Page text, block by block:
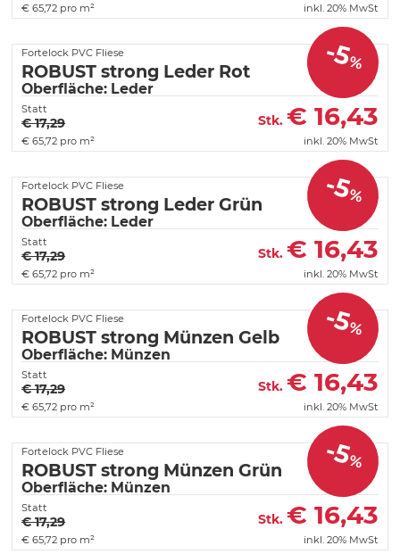
€ 65,72 pro m² inkl. 20% MwSt
-5%
Fortelock PVC Fliese
ROBUST strong Leder Rot
Oberfläche: Leder
Statt
€ 17,29 Stk. € 16,43
€ 65,72 pro m² inkl. 20% MwSt
-5%
Fortelock PVC Fliese
ROBUST strong Leder Grün
Oberfläche: Leder
Statt
€ 17,29 Stk. € 16,43
€ 65,72 pro m² inkl. 20% MwSt
-5%
Fortelock PVC Fliese
ROBUST strong Münzen Gelb
Oberfläche: Münzen
Statt
€ 17,29 Stk. € 16,43
€ 65,72 pro m² inkl. 20% MwSt
-5%
Fortelock PVC Fliese
ROBUST strong Münzen Grün
Oberfläche: Münzen
Statt
€ 17,29 Stk. € 16,43
€ 65,72 pro m² inkl. 20% MwSt